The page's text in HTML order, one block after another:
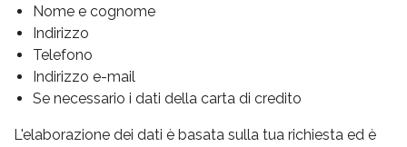
Nome e cognome
Indirizzo
Telefono
Indirizzo e-mail
Se necessario i dati della carta di credito
L'elaborazione dei dati è basata sulla tua richiesta ed è